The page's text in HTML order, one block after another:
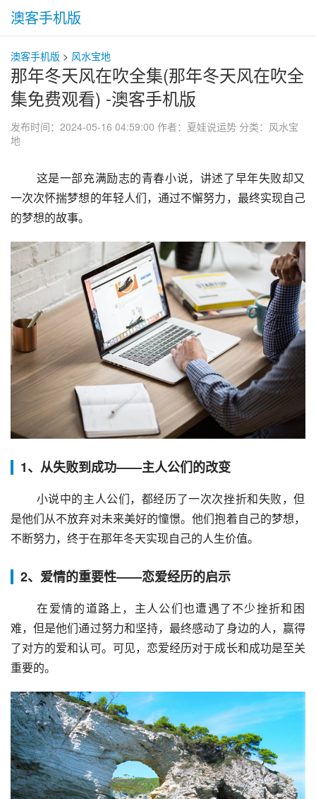
澳客手机版
澳客手机版 > 风水宝地
那年冬天风在吹全集(那年冬天风在吹全
集免费观看) -澳客手机版
发布时间：2024-05-16 04:59:00 作者：夏娃说运势 分类： 风水宝
地
一次次怀揣梦想的年轻人们，通过不懈努力，最终实现自己
的梦想的故事。
1、从失败到成功——主人公们的改变
是他们从不放弃对未来美好的憧憬。他们抱着自己的梦想，
不断努力，终于在那年冬天实现自己的人生价值。
2、爱情的重要性——恋爱经历的启示
在爱情的道路上，主人公们也遭遇了不少挫折和困
难，但是他们通过努力和坚持，最终感动了身边的人，赢得
了对方的爱和认可。可见，恋爱经历对于成长和成功是至关
重要的。